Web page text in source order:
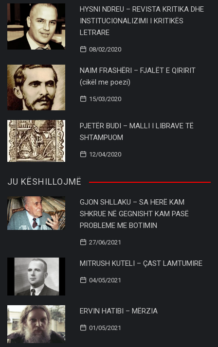
HYSNI NDREU – REVISTA KRITIKA DHE
INSTITUCIONALIZIMI I KRITIKËS
LETRARE
08/02/2020
NAIM FRASHËRI – FJALËT E QIRIRIT
(cikël me poezi)
15/03/2020
PJETËR BUDI – MALLI I LIBRAVE TË
SHTAMPUOM
12/04/2020
JU KËSHILLOJMË
GJON SHLLAKU – SA HERË KAM
SHKRUE NË GEGNISHT KAM PASË
PROBLEME ME BOTIMIN
27/06/2021
MITRUSH KUTELI – ÇAST LAMTUMIRE
04/05/2021
ERVIN HATIBI – MËRZIA
01/05/2021